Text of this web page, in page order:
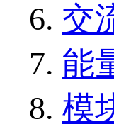
交
能
模